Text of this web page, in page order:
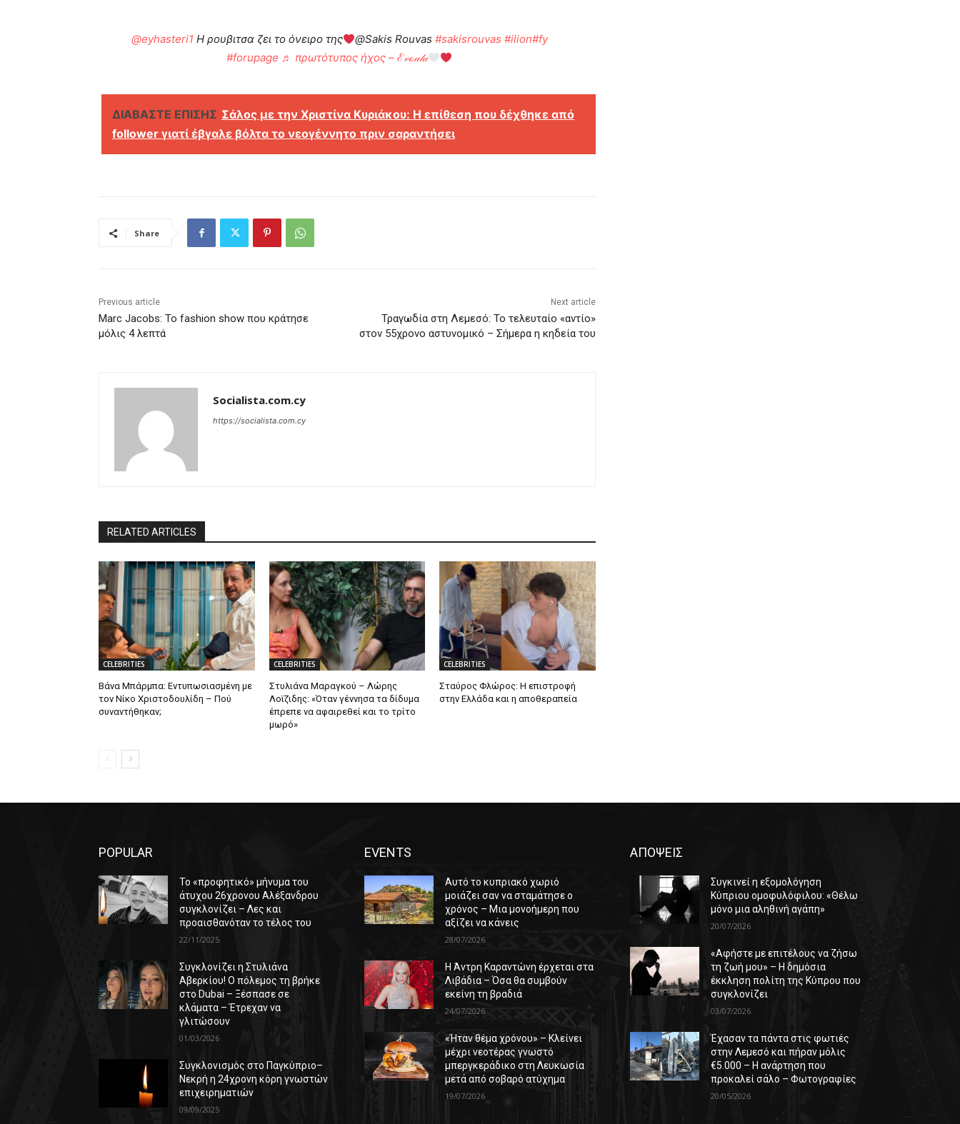
@eyhasteri1 Η ρουβιτσα ζει το όνειρο της @Sakis Rouvas #sakisrouvas #ilion#fy
#forupage ♬ πρωτότυπος ήχος – ℰ𝓋ℴ𝓊𝓁𝒶
ΔΙΑΒΑΣΤΕ ΕΠΙΣΗΣ Σάλος με την Χριστίνα Κυριάκου: Η επίθεση που δέχθηκε από
follower γιατί έβγαλε βόλτα το νεογέννητο πριν σαραντήσει
Share
Previous article
Marc Jacobs: Το fashion show που κράτησε
μόλις 4 λεπτά
Next article
Τραγωδία στη Λεμεσό: Το τελευταίο «αντίο»
στον 55χρονο αστυνομικό – Σήμερα η κηδεία του
Socialista.com.cy
https://socialista.com.cy
RELATED ARTICLES
CELEBRITIES
Βάνα Μπάρμπα: Εντυπωσιασμένη με
τον Νίκο Χριστοδουλίδη – Πού
συναντήθηκαν;
CELEBRITIES
Στυλιάνα Μαραγκού – Λώρης
Λοϊζιδης: «Όταν γέννησα τα δίδυμα
έπρεπε να αφαιρεθεί και το τρίτο
μωρό»
CELEBRITIES
Σταύρος Φλώρος: Η επιστροφή
στην Ελλάδα και η αποθεραπεία
POPULAR
Το «προφητικό» μήνυμα του
άτυχου 26χρονου Αλέξανδρου
συγκλονίζει – Λες και
προαισθανόταν το τέλος του
22/11/2025
Συγκλονίζει η Στυλιάνα
Αβερκίου! Ο πόλεμος τη βρήκε
στο Dubai – Ξέσπασε σε
κλάματα – Έτρεχαν να
γλιτώσουν
01/03/2026
Συγκλονισμός στο Παγκύπριο–
Νεκρή η 24χρονη κόρη γνωστών
επιχειρηματιών
09/09/2025
EVENTS
Αυτό το κυπριακό χωριό
μοιάζει σαν να σταμάτησε ο
χρόνος – Μια μονοήμερη που
αξίζει να κάνεις
28/07/2026
Η Άντρη Καραντώνη έρχεται στα
Λιβάδια – Όσα θα συμβούν
εκείνη τη βραδιά
24/07/2026
«Ήταν θέμα χρόνου» – Κλείνει
μέχρι νεοτέρας γνωστό
μπεργκεράδικο στη Λευκωσία
μετά από σοβαρό ατύχημα
19/07/2026
ΑΠΟΨΕΙΣ
Συγκινεί η εξομολόγηση
Κύπριου ομοφυλόφιλου: «Θέλω
μόνο μια αληθινή αγάπη»
20/07/2026
«Αφήστε με επιτέλους να ζήσω
τη ζωή μου» – Η δημόσια
έκκληση πολίτη της Κύπρου που
συγκλονίζει
03/07/2026
Έχασαν τα πάντα στις φωτιές
στην Λεμεσό και πήραν μόλις
€5.000 – Η ανάρτηση που
προκαλεί σάλο – Φωτογραφίες
20/05/2026